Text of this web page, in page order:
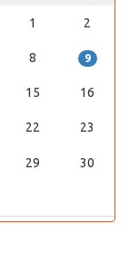
1
2
8 9
15 16
22 23
29 30